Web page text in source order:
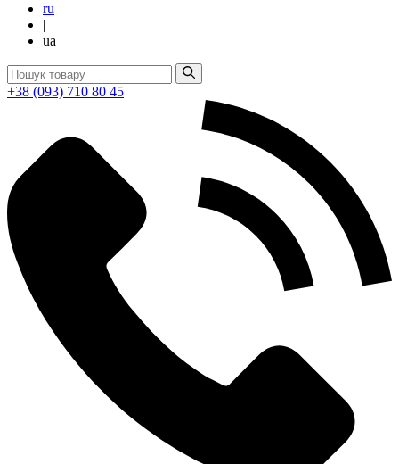
ru
|
ua
+38 (093) 710 80 45